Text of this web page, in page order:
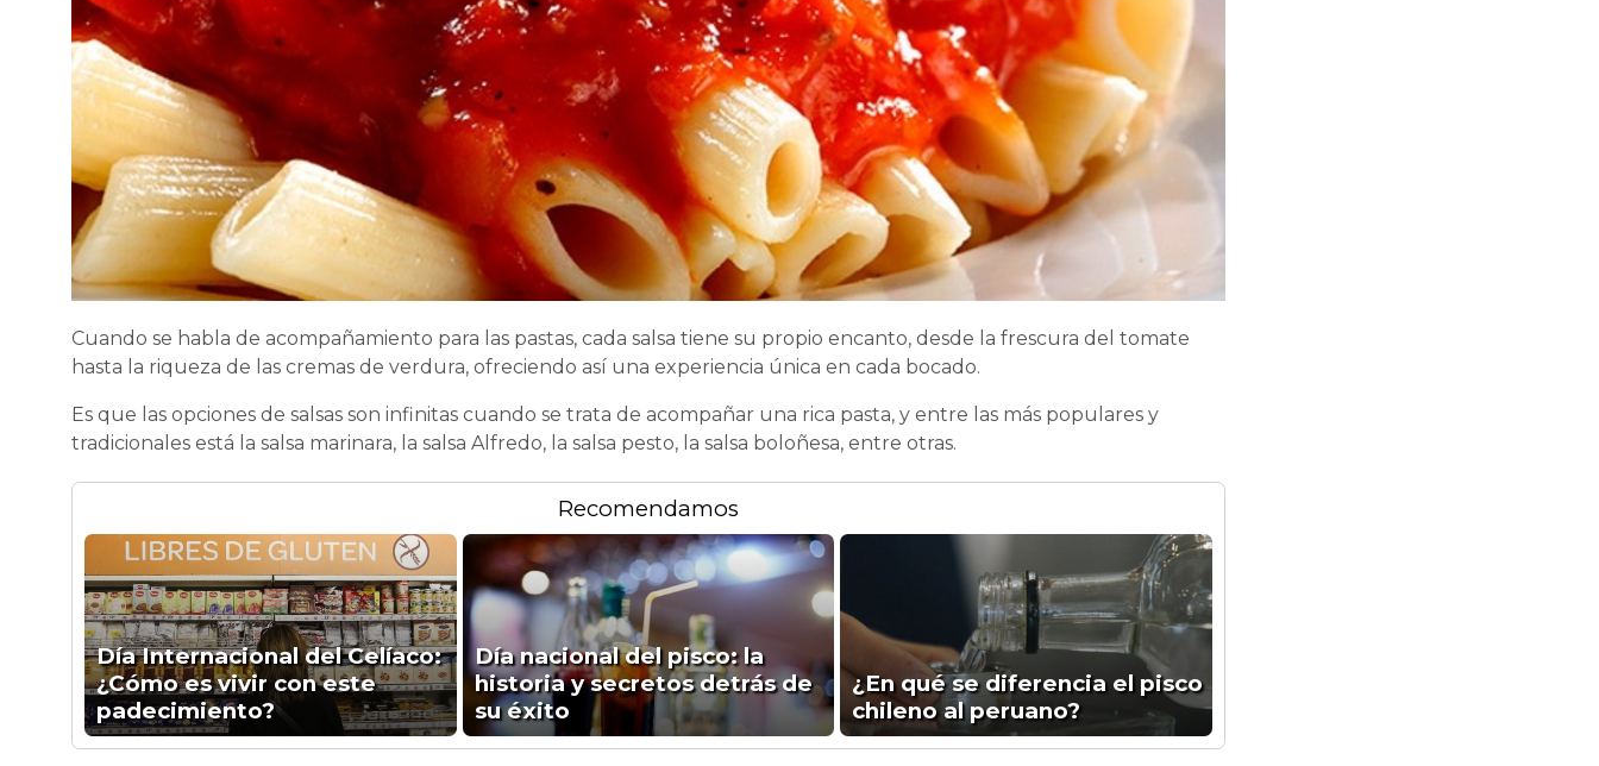
Cuando se habla de acompañamiento para las pastas, cada salsa tiene su propio encanto, desde la frescura del tomate
hasta la riqueza de las cremas de verdura, ofreciendo así una experiencia única en cada bocado.
Es que las opciones de salsas son infinitas cuando se trata de acompañar una rica pasta, y entre las más populares y
tradicionales está la salsa marinara, la salsa Alfredo, la salsa pesto, la salsa boloñesa, entre otras.
Recomendamos
Día Internacional del Celíaco:
¿Cómo es vivir con este
padecimiento?
Día nacional del pisco: la
historia y secretos detrás de
su éxito
¿En qué se diferencia el pisco
chileno al peruano?